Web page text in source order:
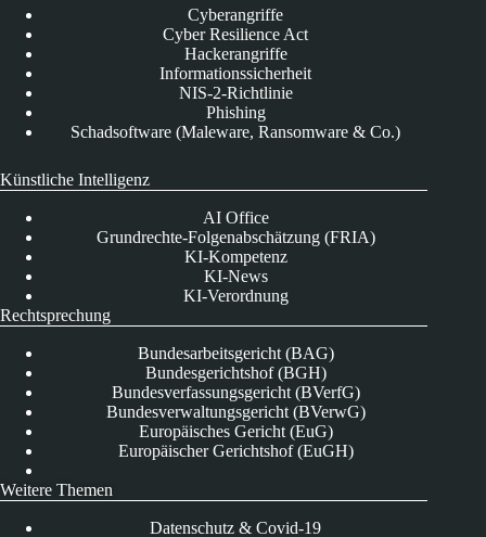
Cyberangriffe
Cyber Resilience Act
Hackerangriffe
Informationssicherheit
NIS-2-Richtlinie
Phishing
Schadsoftware (Maleware, Ransomware & Co.)
Künstliche Intelligenz
AI Office
Grundrechte-Folgenabschätzung (FRIA)
KI-Kompetenz
KI-News
KI-Verordnung
Rechtsprechung
Bundesarbeitsgericht (BAG)
Bundesgerichtshof (BGH)
Bundesverfassungsgericht (BVerfG)
Bundesverwaltungsgericht (BVerwG)
Europäisches Gericht (EuG)
Europäischer Gerichtshof (EuGH)
Weitere Themen
Datenschutz & Covid-19